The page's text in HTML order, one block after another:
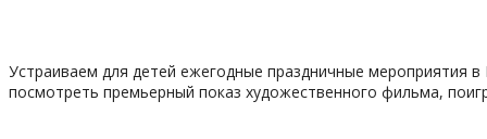
Устраиваем для детей ежегодные праздничные мероприятия
посмотреть премьерный показ художественного фильма,